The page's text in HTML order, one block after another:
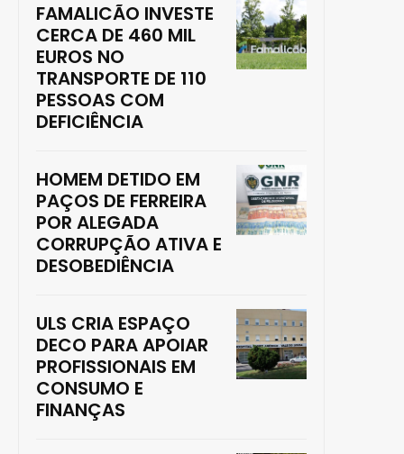
FAMALICÃO INVESTE
CERCA DE 460 MIL
EUROS NO
TRANSPORTE DE 110
PESSOAS COM
DEFICIÊNCIA
HOMEM DETIDO EM
PAÇOS DE FERREIRA
POR ALEGADA
CORRUPÇÃO ATIVA E
DESOBEDIÊNCIA
ULS CRIA ESPAÇO
DECO PARA APOIAR
PROFISSIONAIS EM
CONSUMO E
FINANÇAS